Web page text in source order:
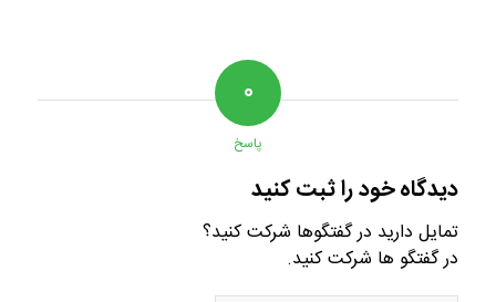
۰
پاسخ
دیدگاه خود را ثبت کنید
تمایل دارید در گفتگوها شرکت کنید؟
در گفتگو ها شرکت کنید.